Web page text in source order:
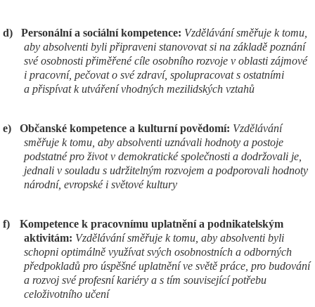
d) Personální a sociální kompetence: Vzdělávání směřuje k tomu,
aby absolventi byli připraveni stanovovat si na základě poznání
své osobnosti přiměřené cíle osobního rozvoje v oblasti zájmové
i pracovní, pečovat o své zdraví, spolupracovat s ostatními
a přispívat k utváření vhodných mezilidských vztahů
e) Občanské kompetence a kulturní povědomí: Vzdělávání
směřuje k tomu, aby absolventi uznávali hodnoty a postoje
podstatné pro život v demokratické společnosti a dodržovali je,
jednali v souladu s udržitelným rozvojem a podporovali hodnoty
národní, evropské i světové kultury
f)
Kompetence k pracovnímu uplatnění a podnikatelským
aktivitám: Vzdělávání směřuje k tomu, aby absolventi byli
schopni optimálně využívat svých osobnostních a odborných
předpokladů pro úspěšné uplatnění ve světě práce, pro budování
a rozvoj své profesní kariéry a s tím související potřebu
celoživotního učení